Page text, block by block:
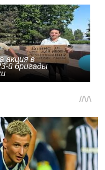
акция в
й бригады